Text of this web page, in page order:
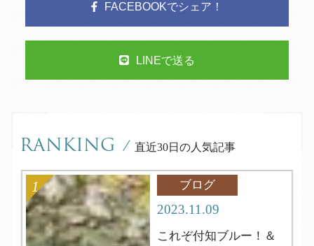
FACEBOOKでシェア！
LINEで送る
RANKING / 直近30日の人気記事
ブログ
2023.11.09
これぞ付知ブルー！＆